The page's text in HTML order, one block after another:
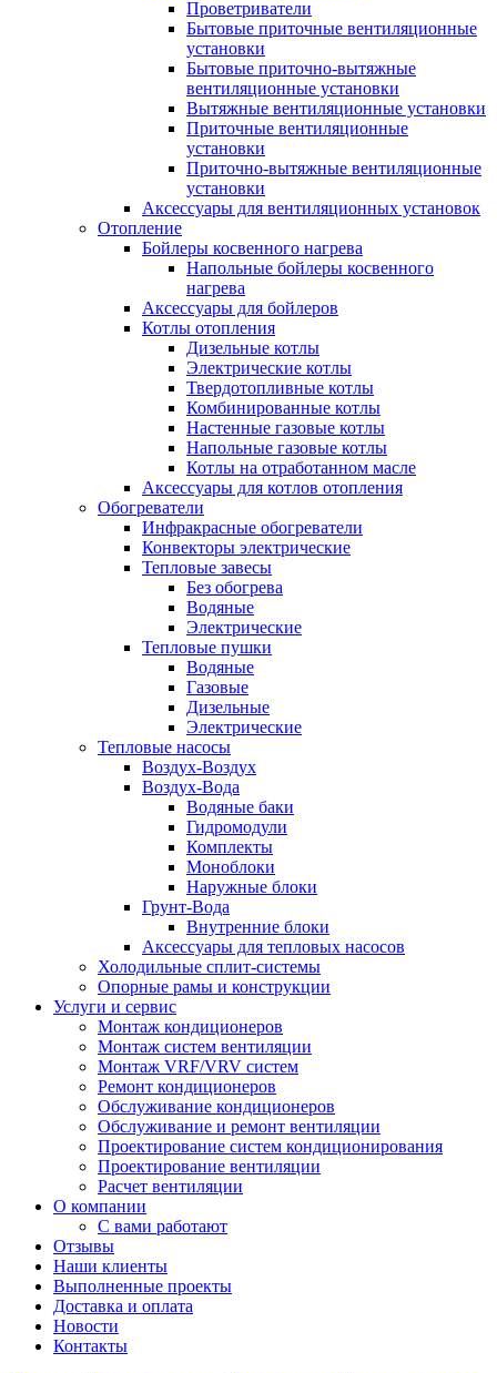
Проветриватели
Бытовые приточные вентиляционные
установки
Бытовые приточно-вытяжные
вентиляционные установки
Вытяжные вентиляционные установки
Приточные вентиляционные
установки
Приточно-вытяжные вентиляционные
установки
Аксессуары для вентиляционных установок
Отопление
Бойлеры косвенного нагрева
Напольные бойлеры косвенного
нагрева
Аксессуары для бойлеров
Котлы отопления
Дизельные котлы
Электрические котлы
Твердотопливные котлы
Комбинированные котлы
Настенные газовые котлы
Напольные газовые котлы
Котлы на отработанном масле
Аксессуары для котлов отопления
Обогреватели
Инфракрасные обогреватели
Конвекторы электрические
Тепловые завесы
Без обогрева
Водяные
Электрические
Тепловые пушки
Водяные
Газовые
Дизельные
Электрические
Тепловые насосы
Воздух-Воздух
Воздух-Вода
Водяные баки
Гидромодули
Комплекты
Моноблоки
Наружные блоки
Грунт-Вода
Внутренние блоки
Аксессуары для тепловых насосов
Холодильные сплит-системы
Опорные рамы и конструкции
Услуги и сервис
Монтаж кондиционеров
Монтаж систем вентиляции
Монтаж VRF/VRV систем
Ремонт кондиционеров
Обслуживание кондиционеров
Обслуживание и ремонт вентиляции
Проектирование систем кондиционирования
Проектирование вентиляции
Расчет вентиляции
О компании
С вами работают
Отзывы
Наши клиенты
Выполненные проекты
Доставка и оплата
Новости
Контакты